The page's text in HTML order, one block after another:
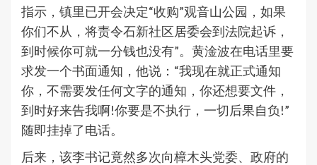
指示，镇里已开会决定“收购”观音山公园，如果
你们不从，将责令石新社区居委会到法院起诉，
到时候你可就一分钱也没有”。黄淦波在电话里要
求发一个书面通知，他说：“我现在就正式通知
你，不需要发任何文字的通知，你还想要文件，
到时好来告我啊!你要是不执行，一切后果自负!”
随即挂掉了电话。
后来，该李书记竟然多次向樟木头党委、政府的